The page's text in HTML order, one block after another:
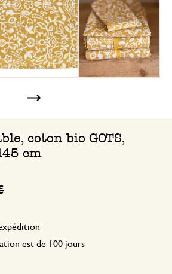
coton bio GOTS,
cm
est de 100 jours